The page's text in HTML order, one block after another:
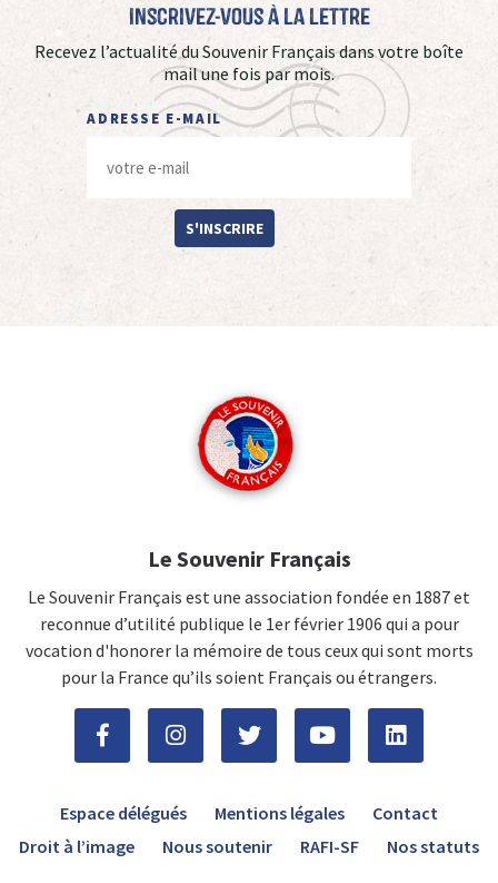
Inscrivez-vous à La Lettre
Recevez l’actualité du Souvenir Français dans votre boîte
mail une fois par mois.
ADRESSE E-MAIL
S'INSCRIRE
Le Souvenir Français
Le Souvenir Français est une association fondée en 1887 et
reconnue d’utilité publique le 1er février 1906 qui a pour
vocation d'honorer la mémoire de tous ceux qui sont morts
pour la France qu’ils soient Français ou étrangers.
Espace délégués Mentions légales
Contact
Droit à l’image
Nous soutenir RAFI-SF Nos statuts